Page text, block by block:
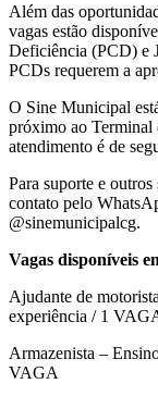
Além das
vagas estão
Deficiência (PCD) e
PCDs requerem a
O Sine Municipal
próximo ao Terminal
atendimento é de
Para suporte e
contato pelo
@sinemunicipalcg.
Vagas disponíveis
Ajudante de
experiência / 1
Armazenista –
VAGA